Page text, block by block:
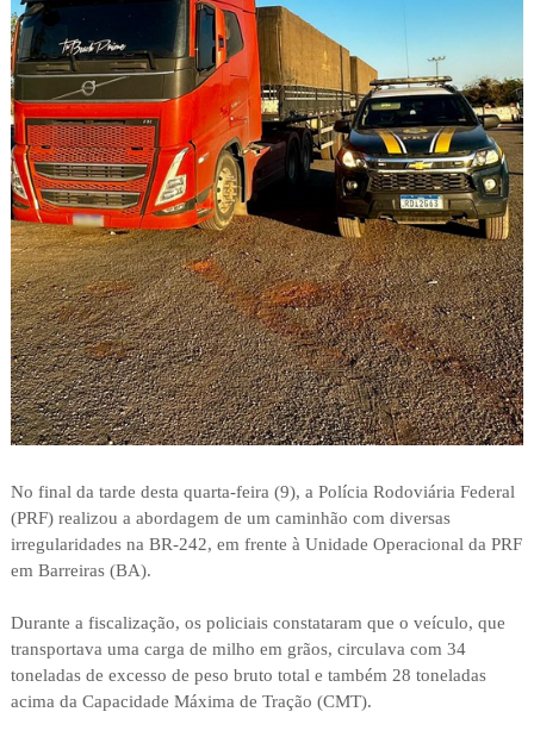
No final da tarde desta quarta-feira (9), a Polícia Rodoviária Federal
(PRF) realizou a abordagem de um caminhão com diversas
irregularidades na BR-242, em frente à Unidade Operacional da PRF
em Barreiras (BA).
Durante a fiscalização, os policiais constataram que o veículo, que
transportava uma carga de milho em grãos, circulava com 34
toneladas de excesso de peso bruto total e também 28 toneladas
acima da Capacidade Máxima de Tração (CMT).